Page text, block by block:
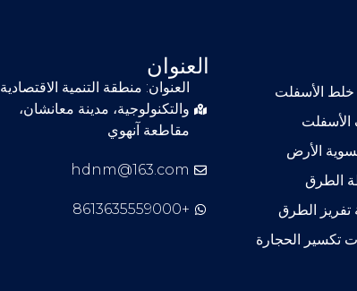
الأسفلت
الأرض
الطرق
تفريز الطرق
تكسير الحجارة
العنوان
العنوان: منطقة التنمية الاقتصادية
والتكنولوجية، مدينة معانشان،
مقاطعة آنهوي
hdnm@163.com
+8613635559000